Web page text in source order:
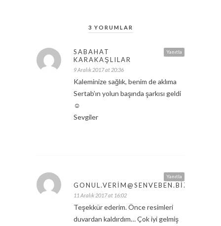
3 YORUMLAR
Yanıtla
SABAHAT
KARAKAŞLILAR
9 Aralık 2017 at 20:36
Kaleminize sağlık, benim de aklıma
Sertab’ın yolun başında şarkısı geldi
☺️
Sevgiler
Yanıtla
GONUL.VERIM@SENVEBEN.BIZ.TR
11 Aralık 2017 at 16:02
Teşekkür ederim. Önce resimleri
duvardan kaldırdım… Çok iyi gelmiş